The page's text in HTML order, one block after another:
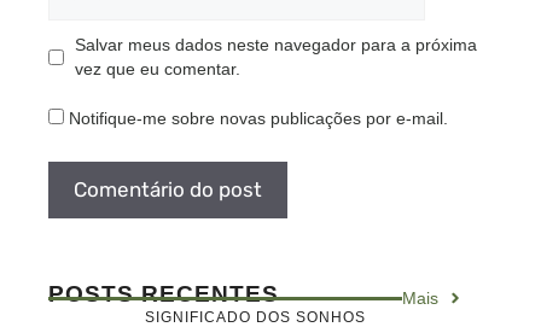
Salvar meus dados neste navegador para a próxima
vez que eu comentar.
Notifique-me sobre novas publicações por e-mail.
POSTS RECENTES Mais
SIGNIFICADO DOS SONHOS